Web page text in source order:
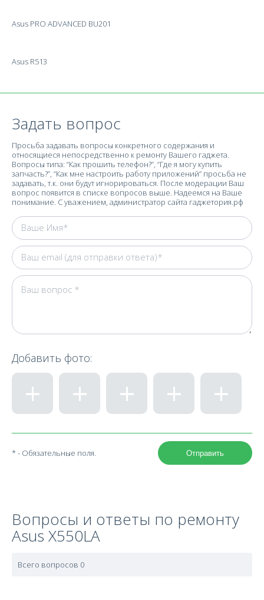
Asus PRO ADVANCED BU201
Asus R513
Задать вопрос
Просьба задавать вопросы конкретного содержания и
относящиеся непосредственно к ремонту Вашего гаджета.
Вопросы типа: “Как прошить телефон?”, “Где я могу купить
запчасть?”, “Как мне настроить работу приложений” просьба не
задавать, т.к. они будут игнорироваться. После модерации Ваш
вопрос появится в списке вопросов выше. Надеемся на Ваше
понимание. С уважением, администратор сайта гаджетория.рф
Добавить фото:
* - Обязательные поля. Отправить
Вопросы и ответы по ремонту
Asus X550LA
Всего вопросов 0